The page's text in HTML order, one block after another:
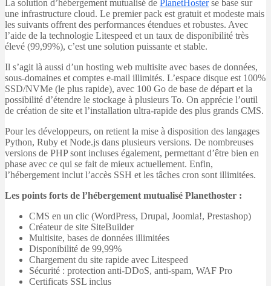
La solution d’hébergement mutualisé de PlanetHosterse base sur
une infrastructure cloud. Le premier pack est gratuit et modeste mais
les suivants offrent des performances étendues et robustes. Avec
l’aide de la technologie Litespeed et un taux de disponibilité très
élevé (99,99%), c’est une solution puissante et stable.
Il s’agit là aussi d’un hosting web multisite avec bases de données,
sous-domaines et comptes e-mail illimités. L’espace disque est 100%
SSD/NVMe (le plus rapide), avec 100 Go de base de départ et la
possibilité d’étendre le stockage à plusieurs To. On apprécie l’outil
de création de site et l’installation ultra-rapide des plus grands CMS.
Pour les développeurs, on retient la mise à disposition des langages
Python, Ruby et Node.js dans plusieurs versions. De nombreuses
versions de PHP sont incluses également, permettant d’être bien en
phase avec ce qui se fait de mieux actuellement. Enfin,
l’hébergement inclut l’accès SSH et les tâches cron sont illimitées.
Les points forts de l’hébergement mutualisé Planethoster :
CMS en un clic (WordPress, Drupal, Joomla!, Prestashop)
Créateur de site SiteBuilder
Multisite, bases de données illimitées
Disponibilité de 99,99%
Chargement du site rapide avec Litespeed
Sécurité : protection anti-DDoS, anti-spam, WAF Pro
Certificats SSL inclus